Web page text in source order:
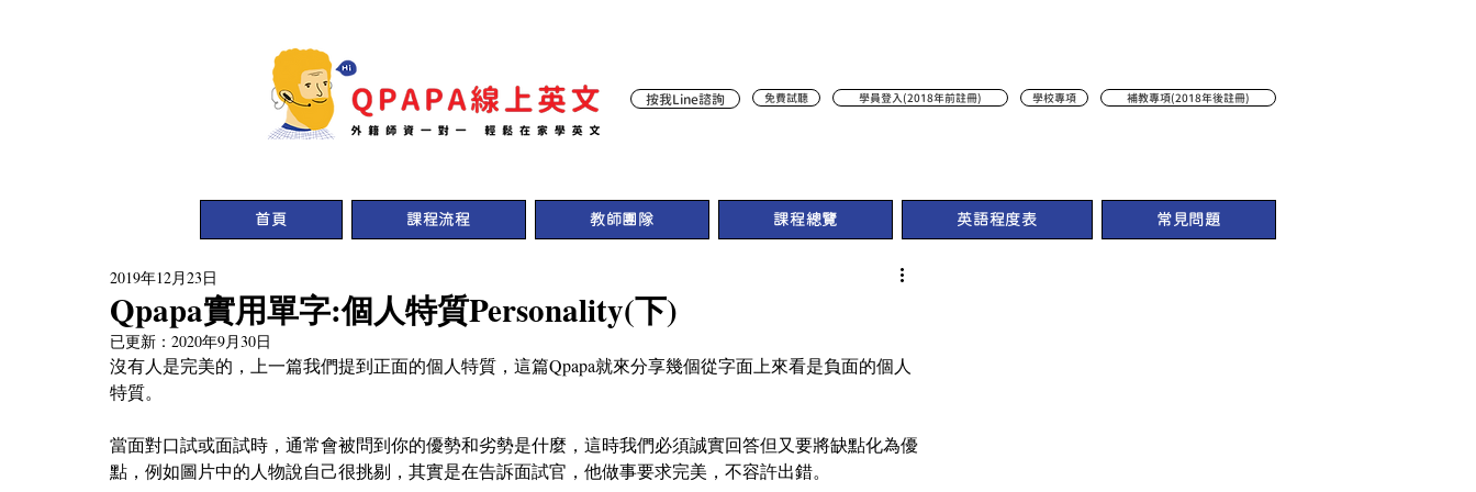
按我Line諮詢 免費試聽 學員登入(2018年前註冊) 學校專項 補教專項(2018年後註冊)
首頁 課程流程 教師團隊 課程總覽 英語程度表 常見問題
Qpapa實用單字:個人特質Personality(下)
2019年12月23日
已更新： 2020年9月30日
沒有人是完美的，上一篇我們提到正面的個人特質，這篇Qpapa就來分享幾個從字面上來看是負面的個人
特質。
當面對口試或面試時，通常會被問到你的優勢和劣勢是什麼，這時我們必須誠實回答但又要將缺點化為優
點，例如圖片中的人物說自己很挑剔，其實是在告訴面試官，他做事要求完美，不容許出錯。